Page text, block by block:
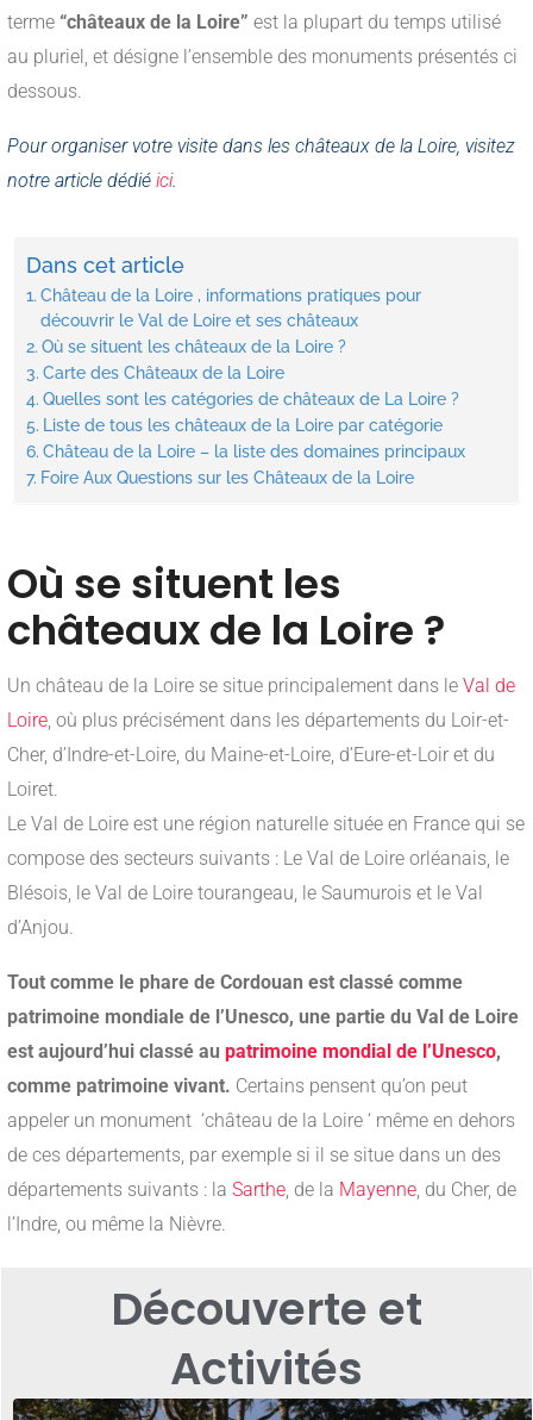
terme “châteaux de la Loire” est la plupart du temps utilisé
au pluriel, et désigne l’ensemble des monuments présentés ci
dessous.
Pour organiser votre visite dans les châteaux de la Loire, visitez
notre article dédié ici.
Dans cet article
Château de la Loire , informations pratiques pour
découvrir le Val de Loire et ses châteaux
Où se situent les châteaux de la Loire ?
Carte des Châteaux de la Loire
Quelles sont les catégories de châteaux de La Loire ?
Liste de tous les châteaux de la Loire par catégorie
Château de la Loire – la liste des domaines principaux
Foire Aux Questions sur les Châteaux de la Loire
Où se situent les
châteaux de la Loire ?
Un château de la Loire se situe principalement dans le Val de
Loire , où plus précisément dans les départements du Loir-et-
Cher, d’Indre-et-Loire, du Maine-et-Loire, d’Eure-et-Loir et du
Loiret.
Le Val de Loire est une région naturelle située en France qui se
compose des secteurs suivants : Le Val de Loire orléanais, le
Blésois, le Val de Loire tourangeau, le Saumurois et le Val
d’Anjou.
Tout comme le phare de Cordouan est classé comme
patrimoine mondiale de l’Unesco, une partie du Val de Loire
est aujourd’hui classé au patrimoine mondial de l’Unesco,
comme patrimoine vivant. Certains pensent qu’on peut
appeler un monument ‘château de la Loire ‘ même en dehors
de ces départements, par exemple si il se situe dans un des
départements suivants : la Sarthe , de la Mayenne , du Cher, de
l’Indre, ou même la Nièvre.
Découverte et
Activités